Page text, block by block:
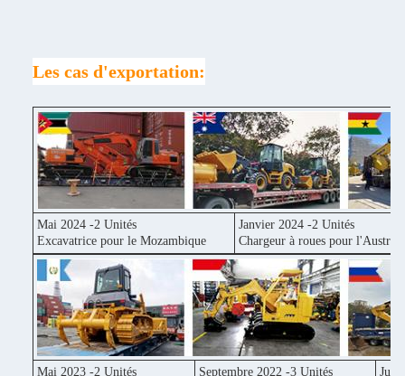
Les cas d'exportation:
Mai 2024 -2 Unités
Excavatrice pour le Mozambique
Janvier 2024 -2 Unités
Chargeur à roues pour
Mai 2023 -2 Unités Septembre 2022 -3 Unités Juin